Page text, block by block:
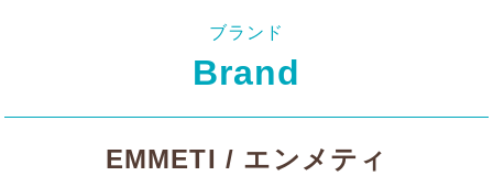
ブランド
Brand
EMMETI / エンメティ